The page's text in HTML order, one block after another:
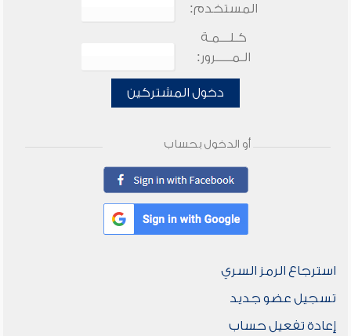
المستخدم:
كـلـــمـة
الـمـــــرور:
دخول المشتركين
أو الدخول بحساب
استرجاع الرمز السري
تسجيل عضو جديد
إعادة تفعيل حساب